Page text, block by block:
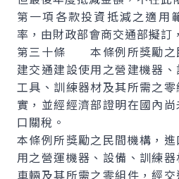
第一項各款投資抵減之適用
率，由財政部會商交通部擬訂
第三十條 本條例所獎勵之
建交通建設使用之營建機器
工具、訓練器材及其所需之
實，並經經濟部證明在國內
口關稅。
本條例所獎勵之民間機構，
用之營運機器、設備、訓練
車輛及其所需之零組件，經